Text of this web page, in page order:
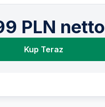
PLN netto
Kup Teraz